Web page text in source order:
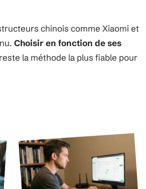
chinois comme Xiaomi et
Choisir en fonction de ses
reste la méthode la plus fiable pour